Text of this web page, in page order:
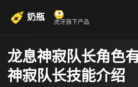
奶瓶 虎牙旗下产品
龙息神寂队长角色
神寂队长技能介绍